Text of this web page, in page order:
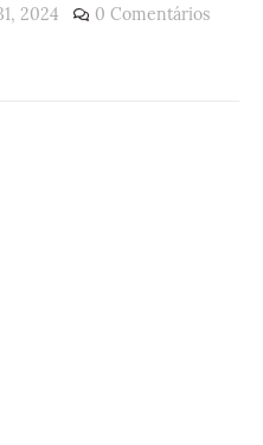
2024 0 Comentários